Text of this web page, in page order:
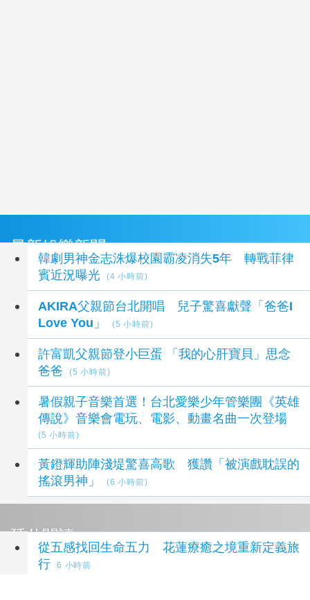
最新娛樂新聞
韓劇男神金志洙爆校園霸凌消失5年 轉戰菲律
賓近況曝光
(4 小時前)
AKIRA父親節台北開唱 兒子驚喜獻聲「爸爸I
Love You」
(5 小時前)
許富凱父親節登小巨蛋 「我的心肝寶貝」思念
爸爸
(5 小時前)
暑假親子音樂首選！台北愛樂少年管樂團《英雄
傳說》音樂會電玩、電影、動畫名曲一次登場
(5 小時前)
黃鐙輝助陣淺堤驚喜高歌 獲讚「被演戲耽誤的
搖滾男神」
(6 小時前)
延伸閱讀
從五感找回生命五力 花蓮療癒之境重新定義旅
行
6 小時前